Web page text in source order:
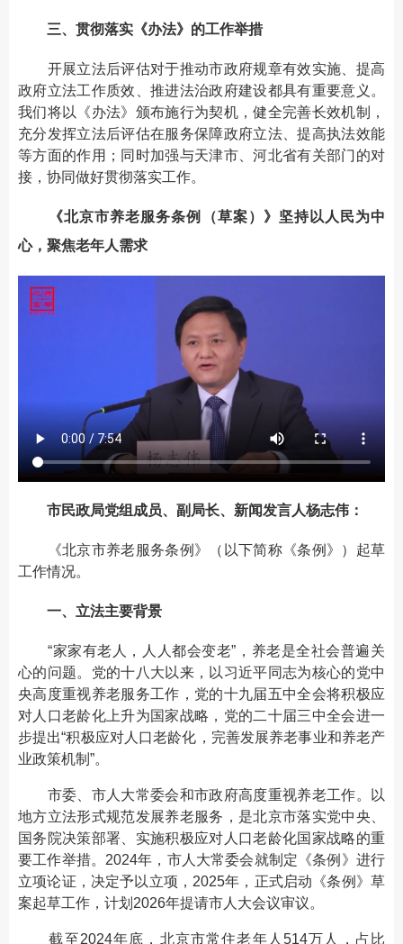
三、贯彻落实《办法》的工作举措
开展立法后评估对于推动市政府规章有效实施、提高
政府立法工作质效、推进法治政府建设都具有重要意义。
我们将以《办法》颁布施行为契机，健全完善长效机制，
充分发挥立法后评估在服务保障政府立法、提高执法效能
等方面的作用；同时加强与天津市、河北省有关部门的对
接，协同做好贯彻落实工作。
《北京市养老服务条例（草案）》坚持以人民为中
心，聚焦老年人需求
市民政局党组成员、副局长、新闻发言人杨志伟：
《北京市养老服务条例》（以下简称《条例》）起草
工作情况。
一、立法主要背景
“家家有老人，人人都会变老”，养老是全社会普遍关
心的问题。党的十八大以来，以习近平同志为核心的党中
央高度重视养老服务工作，党的十九届五中全会将积极应
对人口老龄化上升为国家战略，党的二十届三中全会进一
步提出“积极应对人口老龄化，完善发展养老事业和养老产
业政策机制”。
市委、市人大常委会和市政府高度重视养老工作。以
地方立法形式规范发展养老服务，是北京市落实党中央、
国务院决策部署、实施积极应对人口老龄化国家战略的重
要工作举措。2024年，市人大常委会就制定《条例》进行
立项论证，决定予以立项，2025年，正式启动《条例》草
案起草工作，计划2026年提请市人大会议审议。
截至2024年底，北京市常住老年人514万人，占比